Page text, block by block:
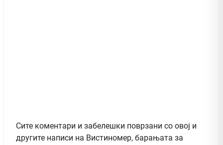
Сите коментари и забелешки поврзани со овој и
другите написи на Вистиномер, барањата за